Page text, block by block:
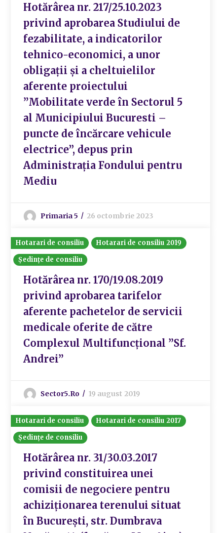
Hotărârea nr. 217/25.10.2023
privind aprobarea Studiului de
fezabilitate, a indicatorilor
tehnico-economici, a unor
obligații și a cheltuielilor
aferente proiectului
”Mobilitate verde în Sectorul 5
al Municipiului Bucuresti –
puncte de încărcare vehicule
electrice”, depus prin
Administrația Fondului pentru
Mediu
Primaria 5 26 octombrie 2023
Hotarari de consiliu
Hotarari de consiliu 2019
Ședințe de consiliu
Hotărârea nr. 170/19.08.2019
privind aprobarea tarifelor
aferente pachetelor de servicii
medicale oferite de către
Complexul Multifuncțional ”Sf.
Andrei”
Sector5.ro 19 august 2019
Hotarari de consiliu
Hotarari de consiliu 2017
Ședințe de consiliu
Hotărârea nr. 31/30.03.2017
privind constituirea unei
comisii de negociere pentru
achiziționarea terenului situat
în București, str. Dumbrava